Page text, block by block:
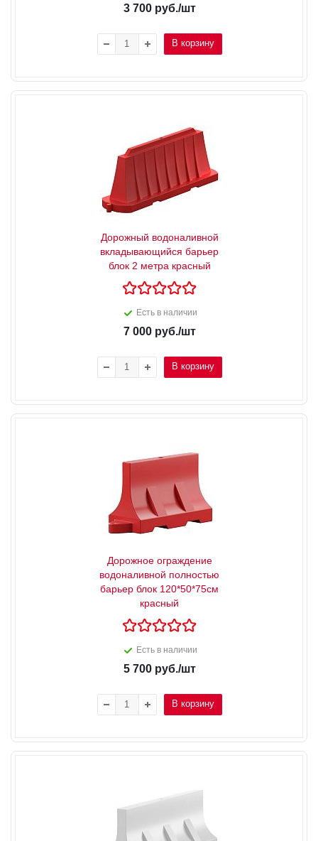
3 700руб./шт
В корзину
Дорожный водоналивной
вкладывающийся барьер
блок 2 метра красный
Есть в наличии
7 000руб./шт
В корзину
Дорожное ограждение
водоналивной полностью
барьер блок 120*50*75см
красный
Есть в наличии
5 700руб./шт
В корзину